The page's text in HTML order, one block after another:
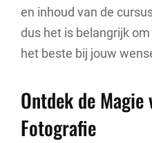
en inhoud van de
dus het is belangrijk
het beste bij jouw
Ontdek de
Fotografie